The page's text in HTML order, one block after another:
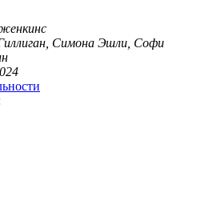
Симона Эшли, Софи